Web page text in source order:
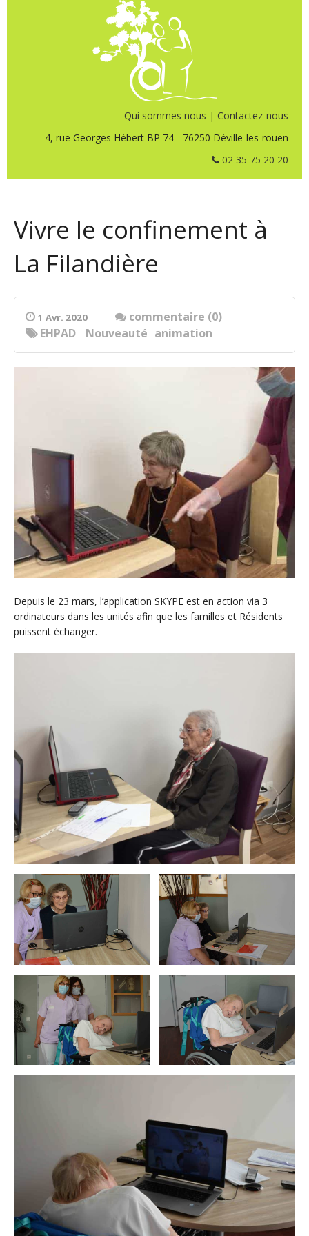
Qui sommes nous | Contactez-nous
4, rue Georges Hébert BP 74 - 76250 Déville-les-rouen
02 35 75 20 20
Vivre le confinement à
La Filandière
1 Avr. 2020
commentaire (0)
animation
EHPAD Nouveauté
Depuis le 23 mars, l’application SKYPE est en action via 3
ordinateurs dans les unités afin que les familles et Résidents
puissent échanger.